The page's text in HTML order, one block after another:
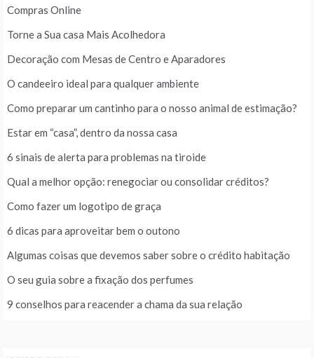
Compras Online
Torne a Sua casa Mais Acolhedora
Decoração com Mesas de Centro e Aparadores
O candeeiro ideal para qualquer ambiente
Como preparar um cantinho para o nosso animal de estimação?
Estar em “casa”, dentro da nossa casa
6 sinais de alerta para problemas na tiroide
Qual a melhor opção: renegociar ou consolidar créditos?
Como fazer um logotipo de graça
6 dicas para aproveitar bem o outono
Algumas coisas que devemos saber sobre o crédito habitação
O seu guia sobre a fixação dos perfumes
9 conselhos para reacender a chama da sua relação